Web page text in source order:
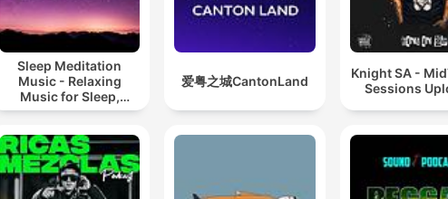
Sleep Meditation
Music - Relaxing
Music for Sleep,
Meditation &
爱粤之城CantonLand
Knight SA -
Sessions